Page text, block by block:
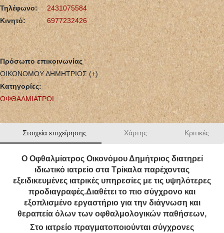
Τηλέφωνο:
2431075584
Κινητό:
6977232426
Πρόσωπο επικοινωνίας
ΟΙΚΟΝΟΜΟΥ ΔΗΜΗΤΡΙΟΣ (+)
Κατηγορίες:
ΟΦΘΑΛΜΙΑΤΡΟΙ
Στοιχεία επιχείρησης Χάρτης Κριτικές
Ο Οφθαλμίατρος Οικονόμου Δημήτριος διατηρεί
ιδιωτικό ιατρείο στα Τρίκαλα παρέχοντας
εξειδικευμένες ιατρικές υπηρεσίες με τις υψηλότερες
προδιαγραφές.Διαθέτει το πιο σύγχρονο και
εξοπλισμένο εργαστήριο για την διάγνωση και
θεραπεία όλων των οφθαλμολογικών παθήσεων,
Στο ιατρείο πραγματοποιούνται σύγχρονες